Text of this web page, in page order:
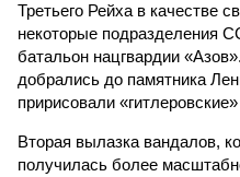
Третьего Рейха в качестве
некоторые подразделения
батальон нацгвардии
добрались до памятника
пририсовали
Вторая вылазка вандалов,
получилась более